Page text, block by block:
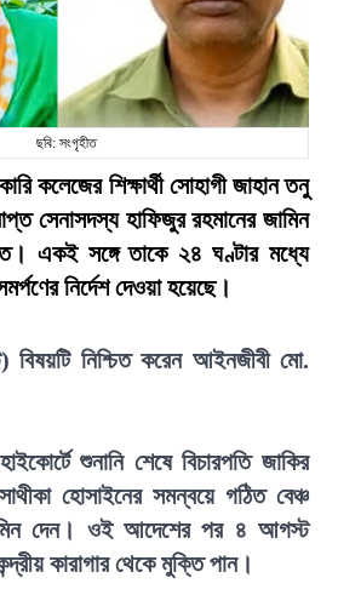
ছবি: সংগৃহীত
কলেজের শিক্ষার্থী সোহাগী জাহান তনু
সেনাসদস্য হাফিজুর রহমানের জামিন
একই সঙ্গে তাকে ২৪ ঘণ্টার মধ্যে
নির্দেশ দেওয়া হয়েছে।
নিশ্চিত করেন আইনজীবী মো.
শুনানি শেষে বিচারপতি জাকির
হোসাইনের সমন্বয়ে গঠিত বেঞ্চ
দেন। ওই আদেশের পর ৪ আগস্ট
কারাগার থেকে মুক্তি পান।